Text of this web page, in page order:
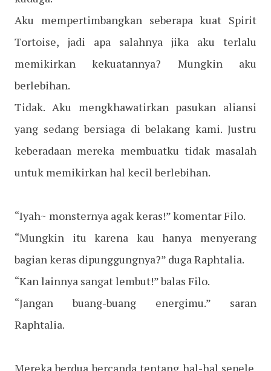
Aku mempertimbangkan seberapa kuat Spirit
Tortoise, jadi apa salahnya jika aku terlalu
memikirkan kekuatannya? Mungkin aku
berlebihan.
Tidak. Aku mengkhawatirkan pasukan aliansi
yang sedang bersiaga di belakang kami. Justru
keberadaan mereka membuatku tidak masalah
untuk memikirkan hal kecil berlebihan.
“Iyah~ monsternya agak keras!” komentar Filo.
“Mungkin itu karena kau hanya menyerang
bagian keras dipunggungnya?” duga Raphtalia.
“Kan lainnya sangat lembut!” balas Filo.
“Jangan buang-buang energimu.” saran
Raphtalia.
Mereka berdua bercanda tentang hal-hal sepele.